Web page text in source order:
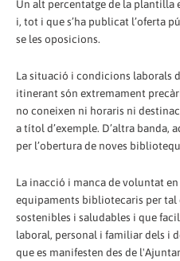
Un alt percentatge de la plantilla
i, tot i que s’ha publicat l’oferta
se les oposicions.
La situació i condicions laborals
itinerant són extremament
no coneixen ni horaris ni
a títol d’exemple. D’altra banda,
per l’obertura de noves
La inacció i manca de voluntat
equipaments bibliotecaris per tal
sostenibles i saludables i que
laboral, personal i familiar dels i
que es manifesten des de